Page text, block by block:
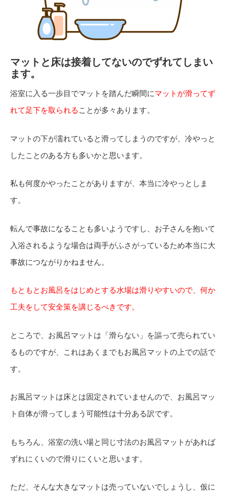
マットと床は接着してないのでずれてしまい
ます。
浴室に入る一歩目でマットを踏んだ瞬間にマットが滑ってず
れて足下を取られる ことが多々あります。
マットの下が濡れていると滑ってしまうのですが、冷やっと
したことのある方も多いかと思います。
私も何度かやったことがありますが、本当に冷やっとしま
す。
転んで事故になることも多いようですし、お子さんを抱いて
入浴されるような場合は両手がふさがっているため本当に大
事故につながりかねません。
もともとお風呂をはじめとする水場は滑りやすいので、何か
工夫をして安全策を講じるべきです。
ところで、お風呂マットは「滑らない」を謳って売られてい
るものですが、これはあくまでもお風呂マットの上での話で
す。
お風呂マットは床とは固定されていませんので、お風呂マッ
ト自体が滑ってしまう可能性は十分ある訳です。
もちろん、浴室の洗い場と同じ寸法のお風呂マットがあれば
ずれにくいので滑りにくいと思います。
ただ、そんな大きなマットは売っていないでしょうし、仮に